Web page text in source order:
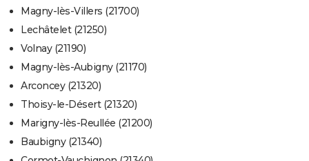
Magny-lès-Villers (21700)
Lechâtelet (21250)
Volnay (21190)
Magny-lès-Aubigny (21170)
Arconcey (21320)
Thoisy-le-Désert (21320)
Marigny-lès-Reullée (21200)
Baubigny (21340)